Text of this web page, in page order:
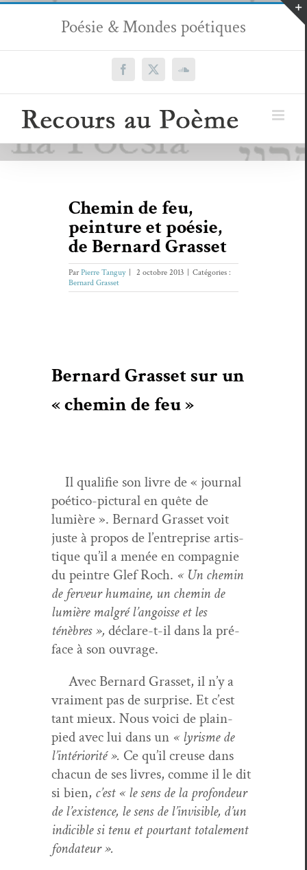
Passer
contenu
Poésie & Mondes poétiques
Facebook
X SoundCloud
Chemin de feu,
peinture et poésie,
de Bernard Grasset
ParPierre Tanguy 2 octobre 2013
Catégories :
Bernard Grasset
Bernard Grasset sur un
« chemin de feu »
Il qual­i­fie son livre de « jour­nal
poéti­co-pic­tur­al en quête de
lumière ». Bernard Gras­set voit
juste à pro­pos de l’entreprise artis­
tique qu’il a menée en com­pag­nie
du pein­tre Glef Roch. « Un chemin
de fer­veur humaine, un chemin de
lumière mal­gré l’angoisse et les
ténèbres », déclare-t-il dans la pré­
face à son ouvrage.
Avec Bernard Gras­set, il n’y a
vrai­ment pas de sur­prise. Et c’est
tant mieux. Nous voici de plain-
pied avec lui dans un « lyrisme de
l’intériorité ». Ce qu’il creuse dans
cha­cun de ses livres, comme il le dit
si bien, c’est « le sens de la pro­fondeur
de l’existence, le sens de l’invisible, d’un
indi­ci­ble si tenu et pour­tant totale­ment
fondateur ».